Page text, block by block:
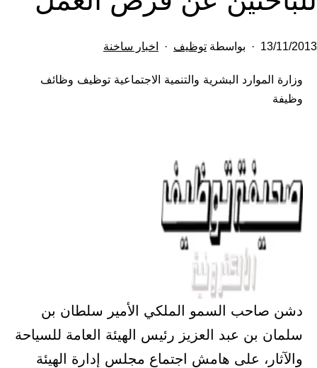
تم
في
13/11/2013 بواسطة توظيف
مصنف
اخبار ساخنة
وزارة الموارد البشرية والتنمية الاجتماعية توظيف وظائف
وظيفة
دشن صاحب السمو الملكي الأمير سلطان بن
سلمان بن عبد العزيز رئيس ‏الهيئة العامة للسياحة
والآثار، على هامش اجتماع مجلس إدارة الهيئة